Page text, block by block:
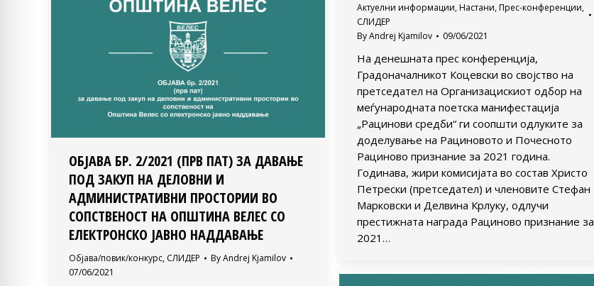
Актуелни информации, Настани, Прес-конференции,
СЛИДЕР
ByAndrej Kjamilov 09/06/2021
На денешната прес конференција,
Градоначалникот Коцевски во својство на
претседател на Организацискиот одбор на
меѓународната поетска манифестација
„Рацинови средби“ ги соопшти одлуките за
доделување на Рациновото и Почесното
Рациново признание за 2021 година.
Годинава, жири комисијата во состав Христо
Петрески (претседател) и членовите Стефан
Марковски и Делвина Крлуку, одлучи
престижната награда Рациново признание за
2021…
ОБЈАВА БР. 2/2021 (ПРВ ПАТ) ЗА ДАВАЊЕ
ПОД ЗАКУП НА ДЕЛОВНИ И
АДМИНИСТРАТИВНИ ПРОСТОРИИ ВО
СОПСТВЕНОСТ НА ОПШТИНА ВЕЛЕС СО
ЕЛЕКТРОНСКО ЈАВНО НАДДАВАЊЕ
Објава/повик/конкурс, СЛИДЕР ByAndrej Kjamilov
07/06/2021